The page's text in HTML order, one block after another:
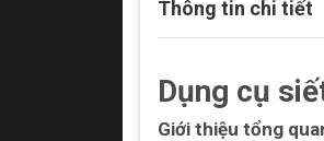
Thông tin chi tiết
Dụng cụ
Giới thiệu tổng